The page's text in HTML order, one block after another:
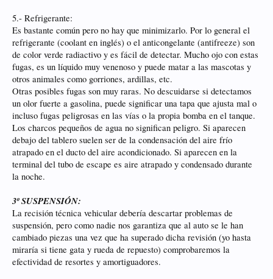
5.- Refrigerante:
Es bastante común pero no hay que minimizarlo. Por lo general el
refrigerante (coolant en inglés) o el anticongelante (antifreeze) son
de color verde radiactivo y es fácil de detectar. Mucho ojo con estas
fugas, es un líquido muy venenoso y puede matar a las mascotas y
otros animales como gorriones, ardillas, etc.
Otras posibles fugas son muy raras. No descuidarse si detectamos
un olor fuerte a gasolina, puede significar una tapa que ajusta mal o
incluso fugas peligrosas en las vías o la propia bomba en el tanque.
Los charcos pequeños de agua no significan peligro. Si aparecen
debajo del tablero suelen ser de la condensación del aire frío
atrapado en el ducto del aire acondicionado. Si aparecen en la
terminal del tubo de escape es aire atrapado y condensado durante
la noche.
3º SUSPENSIÓN:
La recisión técnica vehicular debería descartar problemas de
suspensión, pero como nadie nos garantiza que al auto se le han
cambiado piezas una vez que ha superado dicha revisión (yo hasta
miraría si tiene gata y rueda de repuesto) comprobaremos la
efectividad de resortes y amortiguadores.